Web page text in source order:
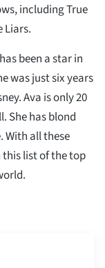
including True
Liars.
been a star in
was just six years
Ava is only 20
She has blond
With all these
this list of the top